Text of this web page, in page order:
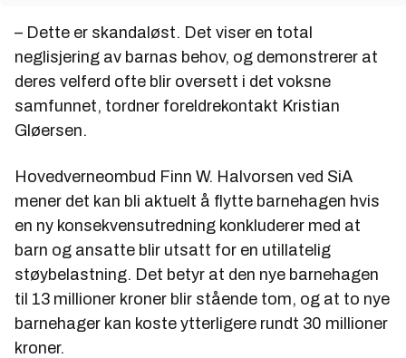
– Dette er skandaløst. Det viser en total
neglisjering av barnas behov, og demonstrerer at
deres velferd ofte blir oversett i det voksne
samfunnet, tordner foreldrekontakt Kristian
Gløersen.
Hovedverneombud Finn W. Halvorsen ved SiA
mener det kan bli aktuelt å flytte barnehagen hvis
en ny konsekvensutredning konkluderer med at
barn og ansatte blir utsatt for en utillatelig
støybelastning. Det betyr at den nye barnehagen
til 13 millioner kroner blir stående tom, og at to nye
barnehager kan koste ytterligere rundt 30 millioner
kroner.